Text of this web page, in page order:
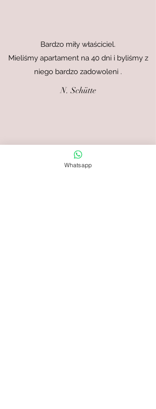
Bardzo miły właściciel.
Mieliśmy apartament na 40 dni i byliśmy z
niego bardzo zadowoleni .
N. Schütte
Whatsapp